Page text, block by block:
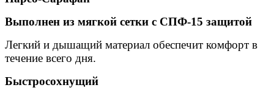
Выполнен из мягкой сетки с СПФ-15 защитой
Легкий и дышащий материал обеспечит комфорт в
течение всего дня.
Быстросохнущий